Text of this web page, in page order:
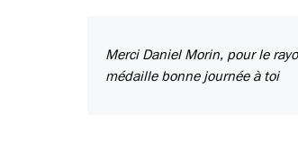
Merci Daniel Morin, pour le
médaille bonne journée à toi